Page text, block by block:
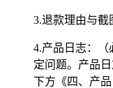
3.退款理由与截
4.产品日志：（
定问题。产品
下方《四、产品